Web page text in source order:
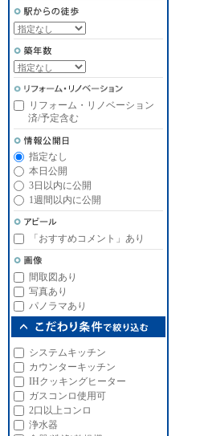
リフォーム・リノベーション
済/予定含む
指定なし
本日公開
3日以内に公開
1週間以内に公開
「おすすめコメント」あり
間取図あり
写真あり
パノラマあり
システムキッチン
カウンターキッチン
IHクッキングヒーター
ガスコンロ使用可
2口以上コンロ
浄水器